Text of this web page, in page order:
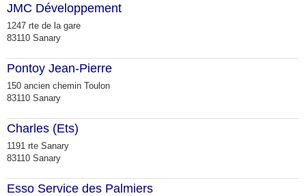
JMC Développement
1247 rte de la gare
83110 Sanary
Pontoy Jean-Pierre
150 ancien chemin Toulon
83110 Sanary
Charles (Ets)
1191 rte Sanary
83110 Sanary
Esso Service des Palmiers